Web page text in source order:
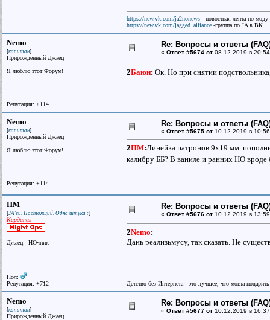
https://new.vk.com/ja2nonews - новостная лента по
https://new.vk.com/jagged_alliance -группа по JA в ВК
Nemo
[капитан]
Прирожденный Джаец
Я люблю этот Форум!
Репутация: +114
Re: Вопросы и ответы
« Ответ #5674 от 08.12.2019 в
2Баюн: Ок. Но при снятии
Nemo
[капитан]
Прирожденный Джаец
Я люблю этот Форум!
Репутация: +114
Re: Вопросы и ответы
« Ответ #5675 от 10.12.2019 в
2ПМ:Линейка патронов 9х19 мм.
калибру ББ? В ваниле и ранних НО
ПМ
[JA'ец. Настоящий. Одна штука :]
Кардинал
Джаец - НОчник
Пол:
Репутация: +712
Re: Вопросы и ответы
« Ответ #5676 от 10.12.2019 в
2Nemo:
Дань реализьмусу, так сказать. Не
Детство без Интернета - это лучшее, что могла
Nemo
[капитан]
Прирожденный Джаец
Re: Вопросы и ответы
« Ответ #5677 от 10.12.2019 в